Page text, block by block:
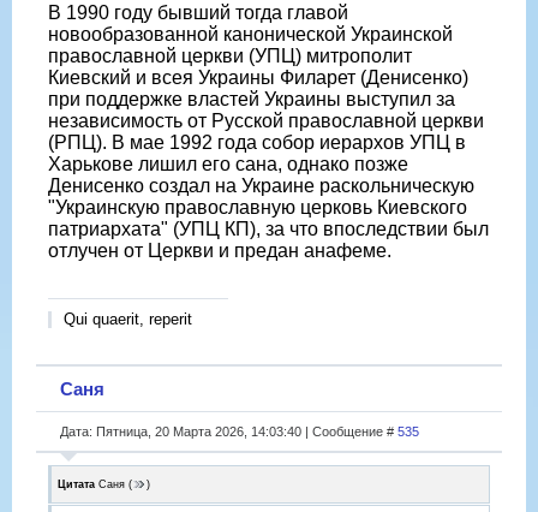
В 1990 году бывший тогда главой
новообразованной канонической Украинской
православной церкви (УПЦ) митрополит
Киевский и всея Украины Филарет (Денисенко)
при поддержке властей Украины выступил за
независимость от Русской православной церкви
(РПЦ). В мае 1992 года собор иерархов УПЦ в
Харькове лишил его сана, однако позже
Денисенко создал на Украине раскольническую
"Украинскую православную церковь Киевского
патриархата" (УПЦ КП), за что впоследствии был
отлучен от Церкви и предан анафеме.
Qui quaerit, reperit
Саня
Дата: Пятница, 20 Марта 2026, 14:03:40 | Сообщение # 535
Цитата Саня ( )